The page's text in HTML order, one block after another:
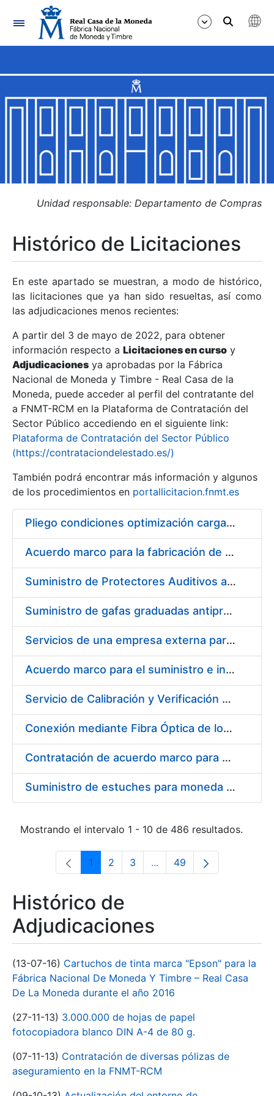
Navegación
Mostrar/Ocultar
Mostrar/Ocultar
Mostrar/Ocultar
Mostrar/Ocultar
Mostrar/Ocultar
Mostrar/Ocultar
Unidad responsable: Departamento de Compras
Histórico de Licitaciones
En este apartado se muestran, a modo de histórico,
las licitaciones que ya han sido resueltas, así como
las adjudicaciones menos recientes:
A partir del 3 de mayo de 2022, para obtener
información respecto a Licitaciones en curso y
Adjudicaciones ya aprobadas por la Fábrica
Nacional de Moneda y Timbre - Real Casa de la
Moneda, puede acceder al perfil del contratante del
a FNMT-RCM en la Plataforma de Contratación del
Sector Público accediendo en el siguiente link:
Plataforma de Contratación del Sector Público
(https://contrataciondelestado.es/)
También podrá encontrar más información y algunos
de los procedimientos en portallicitacion.fnmt.es
Pliego condiciones optimización cargas compras firmado
Acuerdo marco para la fabricación de piezas
Suministro de Protectores Auditivos a medida para las personas trabajadoras de los Centros de Trabajo de Madrid y Burgos
Suministro de gafas graduadas antiproyecciones para los trabajadores de la FNMT-RCM en los centros de trabajo de Madrid y Burgos
Servicios de una empresa externa para el asesoramiento y resolución de los recursos de alzada que se presentan relacionados con procesos de selección para la FNMT-RCM
Acuerdo marco para el suministro e instalación de persianas, estores y otros complementos
Servicio de Calibración y Verificación Externa de los Equipos de Medición del Servicio de Prevención de la FNMT-RCM
Conexión mediante Fibra Óptica de los Centros de Proceso de Datos (CPDs) de las sedes de la FNMT-RCM de Burgos y Madrid
Contratación de acuerdo marco para el Suministro de Material de Electricidad para la Fábrica Nacional de Moneda y Timbre-Real Casa de la Moneda en su centro de trabajo de Burgos
Suministro de estuches para moneda de 30 €
Mostrando el intervalo 1 - 10 de 486 resultados.
Página
1 Página
2 Página
3 ...Páginas intermedias Use
Página
49
Histórico de
Adjudicaciones
(13-07-16) Cartuchos de tinta marca "Epson" para la
Fábrica Nacional De Moneda Y Timbre – Real Casa
De La Moneda durante el año 2016
(27-11-13) 3.000.000 de hojas de papel
fotocopiadora blanco DIN A-4 de 80 g.
(07-11-13) Contratación de diversas pólizas de
aseguramiento en la FNMT-RCM